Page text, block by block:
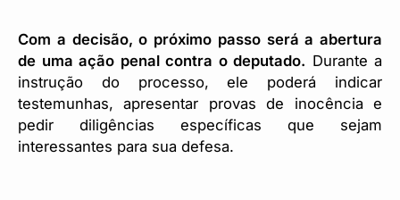
Com a decisão, o próximo passo será a abertura
de uma ação penal contra o deputado. Durante a
instrução do processo, ele poderá indicar
testemunhas, apresentar provas de inocência e
pedir diligências específicas que sejam
interessantes para sua defesa.